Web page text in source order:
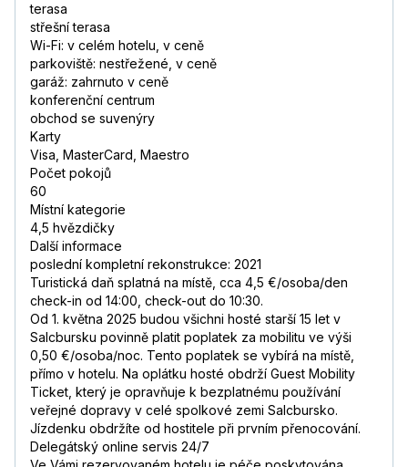
terasa
střešní terasa
Wi-Fi: v celém hotelu, v ceně
parkoviště: nestřežené, v ceně
garáž: zahrnuto v ceně
konferenční centrum
obchod se suvenýry
Karty
Visa, MasterCard, Maestro
Počet pokojů
60
Místní kategorie
4,5 hvězdičky
Další informace
poslední kompletní rekonstrukce: 2021
Turistická daň splatná na místě, cca 4,5 €/osoba/den
check-in od 14:00, check-out do 10:30.
Od 1. května 2025 budou všichni hosté starší 15 let v
Salcbursku povinně platit poplatek za mobilitu ve výši
0,50 €/osoba/noc. Tento poplatek se vybírá na místě,
přímo v hotelu. Na oplátku hosté obdrží Guest Mobility
Ticket, který je opravňuje k bezplatnému používání
veřejné dopravy v celé spolkové zemi Salcbursko.
Jízdenku obdržíte od hostitele při prvním přenocování.
Delegátský online servis 24/7